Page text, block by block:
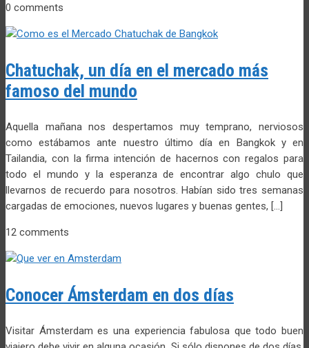
0 comments
Chatuchak, un día en el mercado más
famoso del mundo
Aquella mañana nos despertamos muy temprano, nerviosos
como estábamos ante nuestro último día en Bangkok y en
Tailandia, con la firma intención de hacernos con regalos para
todo el mundo y la esperanza de encontrar algo chulo que
llevarnos de recuerdo para nosotros. Habían sido tres semanas
cargadas de emociones, nuevos lugares y buenas gentes, […]
12 comments
Conocer Ámsterdam en dos días
Visitar Ámsterdam es una experiencia fabulosa que todo buen